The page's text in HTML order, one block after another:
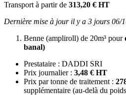
Transport à partir de 313,20 € HT
Dernière mise à jour il y a 3 jours 06/
Benne (ampliroll) de 20m³ pour
banal)
Prestataire : DADDI SRI
Prix journalier : 3,48 € HT
Prix par tonne de traitement :
supplémentaire (au-delà du